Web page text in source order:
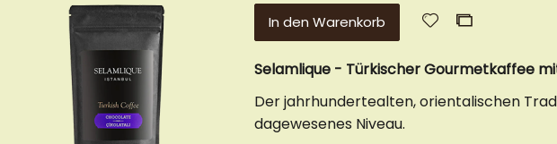
In den Warenkorb
Zur
Zur
Selamlique - Türkischer Gourmetkaffee
Der jahrhundertealten, orientalischen
dagewesenes Niveau.